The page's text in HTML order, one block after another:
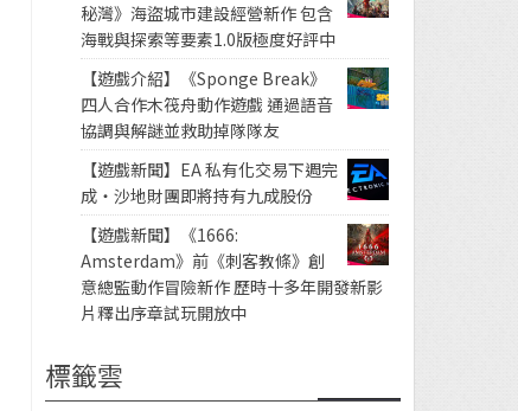
秘灣》海盜城市建設經營新作 包含
海戰與探索等要素1.0版極度好評中
【遊戲介紹】《Sponge Break》
四人合作木筏舟動作遊戲 通過語音
協調與解謎並救助掉隊隊友
【遊戲新聞】EA 私有化交易下週完
成・沙地財團即將持有九成股份
【遊戲新聞】《1666:
Amsterdam》前《刺客教條》創
意總監動作冒險新作 歷時十多年開發新影
片釋出序章試玩開放中
標籤雲